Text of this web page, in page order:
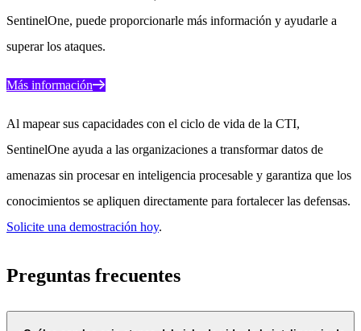
SentinelOne, puede proporcionarle más información y ayudarle a
superar los ataques.
Más información
Al mapear sus capacidades con el ciclo de vida de la CTI,
SentinelOne ayuda a las organizaciones a transformar datos de
amenazas sin procesar en inteligencia procesable y garantiza que los
conocimientos se apliquen directamente para fortalecer las defensas.
Solicite una demostración hoy.
Preguntas frecuentes